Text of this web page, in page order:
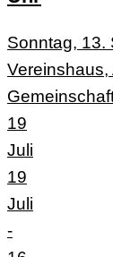
Sonntag, 13.
Vereinshaus,
19
Juli
19
Juli
-